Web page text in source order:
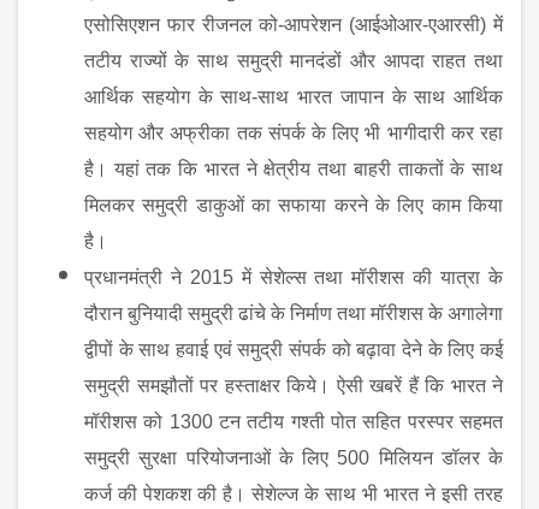
एसोसिएशन फार रीजनल को-आपरेशन (आईओआर-एआरसी) में
तटीय राज्यों के साथ समुद्री मानदंडों और आपदा राहत तथा
आर्थिक सहयोग के साथ-साथ भारत जापान के साथ आर्थिक
सहयोग और अफ्रीका तक संपर्क के लिए भी भागीदारी कर रहा
है। यहां तक कि भारत ने क्षेत्रीय तथा बाहरी ताकतों के साथ
मिलकर समुद्री डाकुओं का सफाया करने के लिए काम किया
है।
प्रधानमंत्री ने 2015 में सेशेल्स तथा मॉरीशस की यात्रा के
दौरान बुनियादी समु्द्री ढांचे के निर्माण तथा मॉरीशस के अगालेगा
द्वीपों के साथ हवाई एवं समुद्री संपर्क को बढ़ावा देने के लिए कई
समुद्री समझौतों पर हस्ताक्षर किये। ऐसी खबरें हैं कि भारत ने
मॉरीशस को 1300टन तटीय गश्ती पोत सहित परस्पर सहमत
समुद्री सुरक्षा परियोजनाओं के लिए 500 मिलियन डॉलर के
कर्ज की पेशकश की है। सेशेल्ज के साथ भी भारत ने इसी तरह